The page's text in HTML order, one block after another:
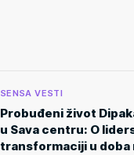
SENSA VESTI
Probuđeni život
u Sava centru: O
transformaciji u